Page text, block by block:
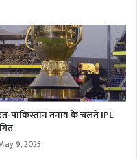
पाकिस्तान तनाव के चलते IPL
9, 2025